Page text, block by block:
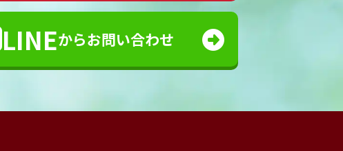
LINEからお問い合わせ